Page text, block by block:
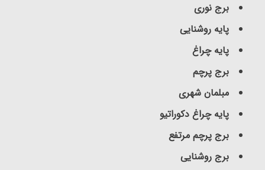
برج نوری
پایه روشنایی
پایه چراغ
برج پرچم
مبلمان شهری
پایه چراغ دکوراتیو
برج پرچم مرتفع
برج روشنایی